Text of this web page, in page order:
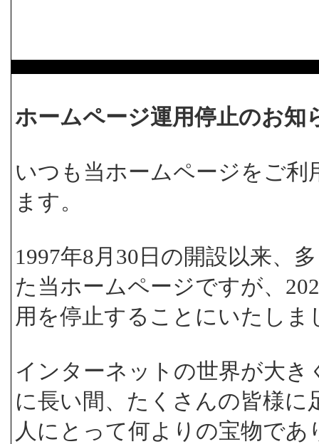
ホームページ運用停止のお知
いつも当ホームページをご
ます。
1997年8月30日の開設以来、
た当ホームページですが、
用を停止することにいたしま
インターネットの世界が大
に長い間、たくさんの皆様
人にとって何よりの宝物で